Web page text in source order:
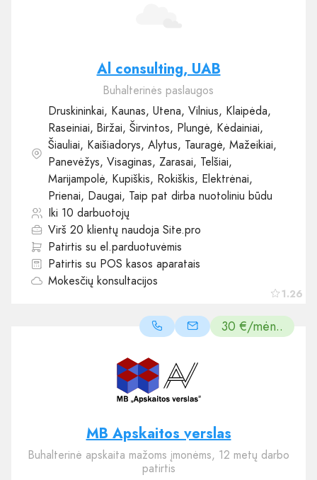
1.26
Al consulting, UAB
Buhalterinės paslaugos
Druskininkai, Kaunas, Utena, Vilnius, Klaipėda,
Raseiniai, Biržai, Širvintos, Plungė, Kėdainiai,
Šiauliai, Kaišiadorys, Alytus, Tauragė, Mažeikiai,
Panevėžys, Visaginas, Zarasai, Telšiai,
Marijampolė, Kupiškis, Rokiškis, Elektrėnai,
Prienai, Daugai, Taip pat dirba nuotoliniu būdu
Iki 10 darbuotojų
Virš 20 klientų naudoja Site.pro
Patirtis su el.parduotuvėmis
Patirtis su POS kasos aparatais
Mokesčių konsultacijos
30 €/mėn..
MB Apskaitos verslas
Buhalterinė apskaita mažoms įmonėms, 12 metų darbo
patirtis